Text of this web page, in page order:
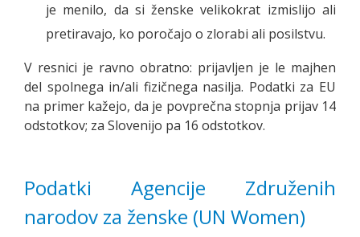
je menilo, da si ženske velikokrat izmislijo ali
pretiravajo, ko poročajo o zlorabi ali posilstvu.
V resnici je ravno obratno: prijavljen je le majhen
del spolnega in/ali fizičnega nasilja. Podatki za EU
na primer kažejo, da je povprečna stopnja prijav 14
odstotkov; za Slovenijo pa 16 odstotkov.
Podatki Agencije Združenih
narodov za ženske (UN Women)